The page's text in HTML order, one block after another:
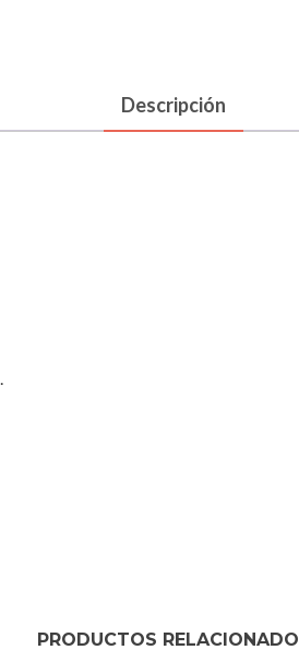
Descripción
PRODUCTOS